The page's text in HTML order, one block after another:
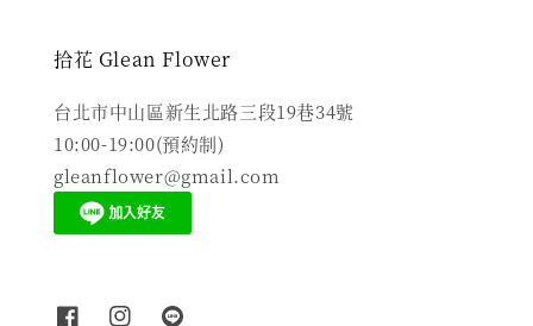
拾花 Glean Flower
台北市中山區新生北路三段19巷34號
10:00-19:00(預約制)
gleanflower@gmail.com